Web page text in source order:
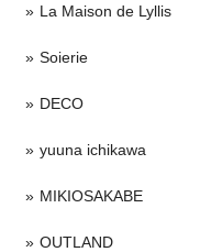
La Maison de Lyllis
Soierie
DECO
yuuna ichikawa
MIKIOSAKABE
OUTLAND